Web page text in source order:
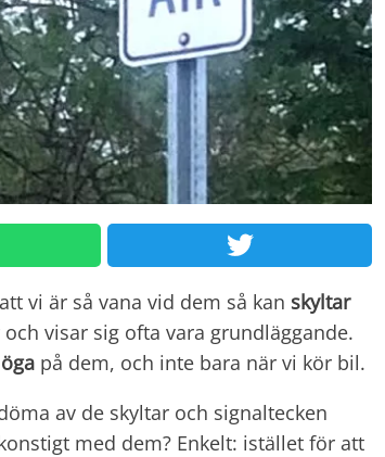
vi är så vana vid dem så kan skyltar
visar sig ofta vara grundläggande.
på dem, och inte bara när vi kör bil.
av de skyltar och signaltecken
med dem? Enkelt: istället för att